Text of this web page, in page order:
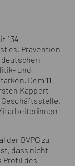
134
es, Prävention
und
Dem 11-
Kappert-
Geschäftsstelle,
der BVPG zu
dass nicht
Profil des